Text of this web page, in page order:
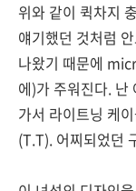
위와 같이 퀵차지
얘기했던 것처럼
나왔기 때문에
에)가 주워진다. 난
가서 라이트닝 케
(T.T). 어찌되었던